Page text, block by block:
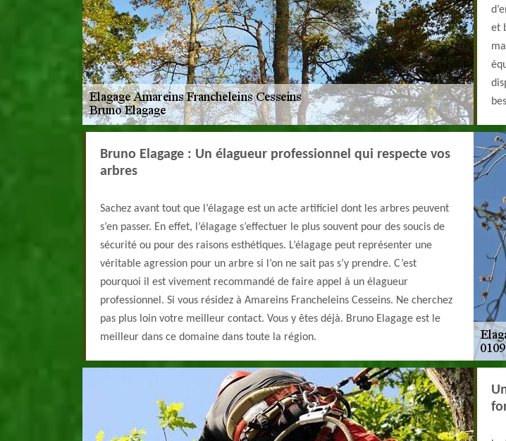
et
Bruno Elagage : Un élagueur professionnel qui respecte vos
arbres
Sachez avant tout que l’élagage est un acte artificiel dont les arbres peuvent
s’en passer. En effet, l’élagage s’effectuer le plus souvent pour des soucis de
sécurité ou pour des raisons esthétiques. L’élagage peut représenter une
véritable agression pour un arbre si l’on ne sait pas s’y prendre. C’est
pourquoi il est vivement recommandé de faire appel à un élagueur
professionnel. Si vous résidez à Amareins Francheleins Cesseins. Ne cherchez
pas plus loin votre meilleur contact. Vous y êtes déjà. Bruno Elagage est le
meilleur dans ce domaine dans toute la région.